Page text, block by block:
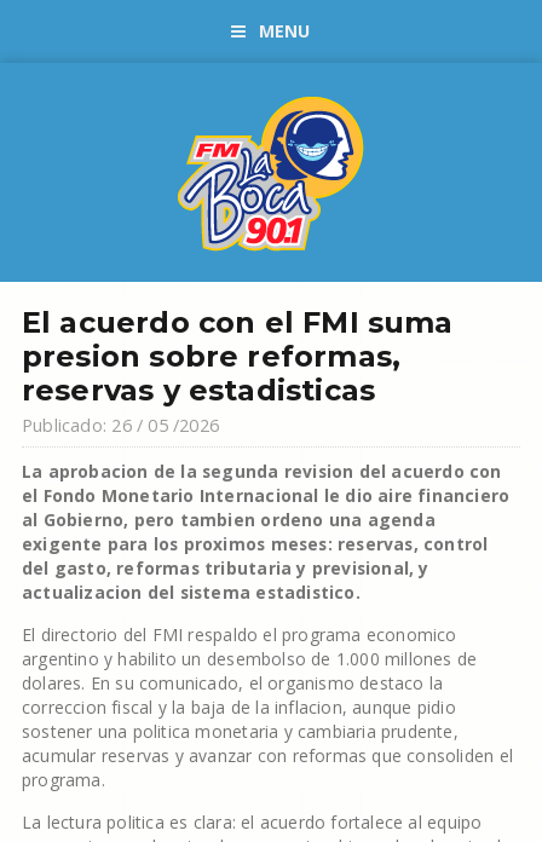
MENU
El acuerdo con el FMI suma
presion sobre reformas,
reservas y estadisticas
Publicado: 26 / 05 /2026
La aprobacion de la segunda revision del acuerdo con
el Fondo Monetario Internacional le dio aire financiero
al Gobierno, pero tambien ordeno una agenda
exigente para los proximos meses: reservas, control
del gasto, reformas tributaria y previsional, y
actualizacion del sistema estadistico.
El directorio del FMI respaldo el programa economico
argentino y habilito un desembolso de 1.000 millones de
dolares. En su comunicado, el organismo destaco la
correccion fiscal y la baja de la inflacion, aunque pidio
sostener una politica monetaria y cambiaria prudente,
acumular reservas y avanzar con reformas que consoliden el
programa.
La lectura politica es clara: el acuerdo fortalece al equipo